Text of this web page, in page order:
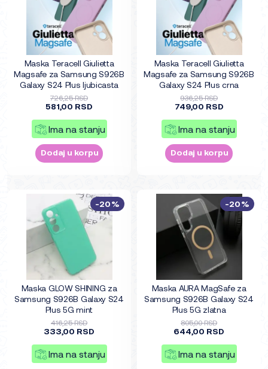
Maska Teracell Giulietta
Magsafe za Samsung S926B
Galaxy S24 Plus ljubicasta
726,25 RSD
581,00 RSD
Ima na stanju
Dodaj u korpu
Maska Teracell Giulietta
Magsafe za Samsung S926B
Galaxy S24 Plus crna
936,25 RSD
749,00 RSD
Ima na stanju
Dodaj u korpu
Maska GLOW SHINING za
Samsung S926B Galaxy S24
Plus 5G mint
416,25 RSD
333,00 RSD
Ima na stanju
-20%
Maska AURA MagSafe za
Samsung S926B Galaxy S24
Plus 5G zlatna
805,00 RSD
644,00 RSD
Ima na stanju
-20%